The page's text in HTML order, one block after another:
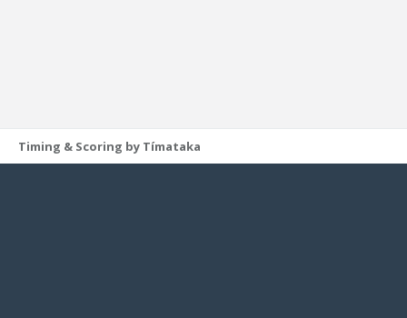
Timing & Scoring by Tímataka